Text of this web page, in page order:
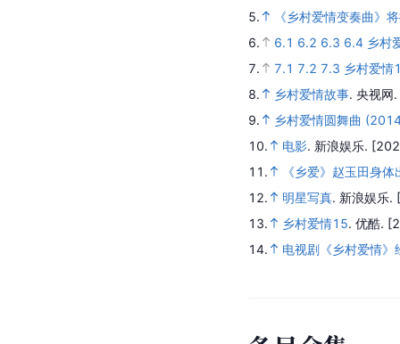
5.
《乡村爱情变奏曲》
6.
6.1 6.2 6.3 6.4 乡村
7.
7.1 7.2 7.3 乡村爱情
8.
乡村爱情故事. 央视网.
9.
乡村爱情圆舞曲
10.
电影. 新浪娱乐.
11.
《乡爱》赵玉田身
12.
明星写真. 新浪娱乐.
13.
乡村爱情15. 优酷.
14.
电视剧《乡村爱情》